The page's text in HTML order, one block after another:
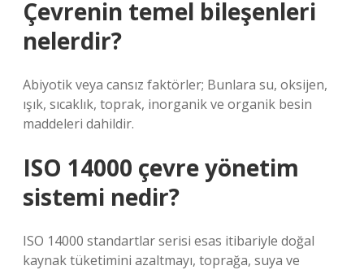
Çevrenin temel bileşenleri
nelerdir?
Abiyotik veya cansız faktörler; Bunlara su, oksijen,
ışık, sıcaklık, toprak, inorganik ve organik besin
maddeleri dahildir.
ISO 14000 çevre yönetim
sistemi nedir?
ISO 14000 standartlar serisi esas itibariyle doğal
kaynak tüketimini azaltmayı, toprağa, suya ve